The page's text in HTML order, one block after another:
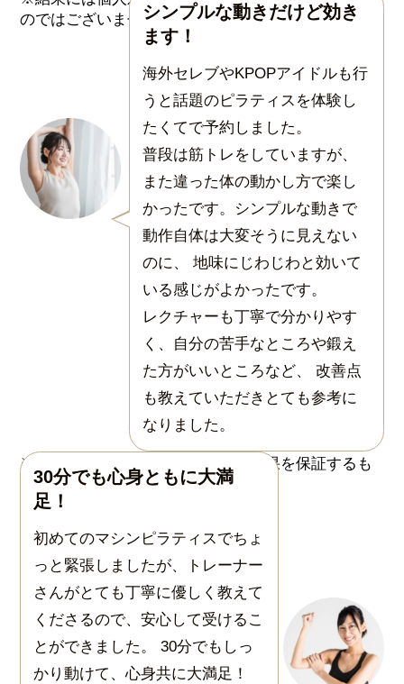
シンプルな動きだけど効き
ます！
海外セレブやKPOPアイドルも行
うと話題のピラティスを体験し
たくてで予約しました。
普段は筋トレをしていますが、
また違った体の動かし方で楽し
かったです。シンプルな動きで
動作自体は大変そうに見えない
のに、 地味にじわじわと効いて
いる感じがよかったです。
レクチャーも丁寧で分かりやす
く、自分の苦手なところや鍛え
た方がいいところなど、 改善点
も教えていただきとても参考に
なりました。
30分でも心身ともに大満
足！
初めてのマシンピラティスでちょ
っと緊張しましたが、トレーナー
さんがとても丁寧に優しく教えて
くださるので、安心して受けるこ
とができました。 30分でもしっ
かり動けて、心身共に大満足！